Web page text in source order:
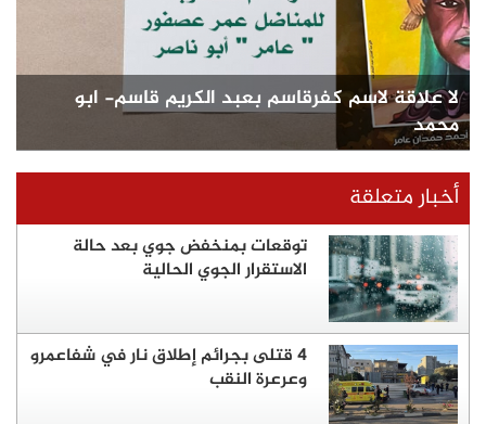
لا علاقة لاسم كفرقاسم بعبد الكريم قاسم- ابو
محمد
أخبار متعلقة
توقعات بمنخفض جوي بعد حالة
الاستقرار الجوي الحالية
4 قتلى بجرائم إطلاق نار في شفاعمرو
وعرعرة النقب